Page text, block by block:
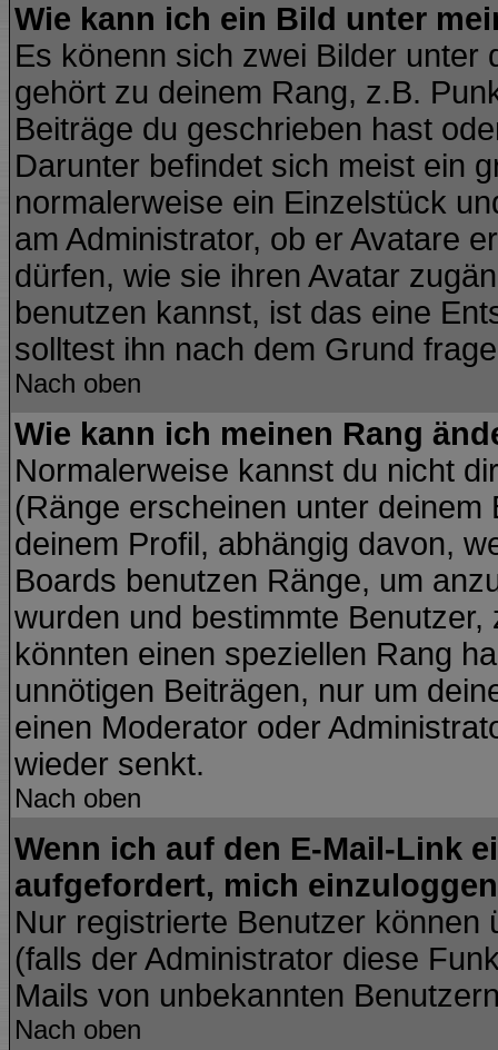
Wie kann ich ein Bild unter
Es könenn sich zwei Bilder unter
gehört zu deinem Rang, z.B.
Beiträge du geschrieben hast
Darunter befindet sich meist ein
normalerweise ein Einzelstück
am Administrator, ob er Avatare
dürfen, wie sie ihren Avatar
benutzen kannst, ist das eine
solltest ihn nach dem Grund
Nach oben
Wie kann ich meinen Rang
Normalerweise kannst du nicht
(Ränge erscheinen unter
deinem Profil, abhängig davon,
Boards benutzen Ränge, um
wurden und bestimmte
könnten einen speziellen Rang
unnötigen Beiträgen, nur um
einen Moderator oder
wieder senkt.
Nach oben
Wenn ich auf den E-Mail-Link
aufgefordert, mich
Nur registrierte Benutzer
(falls der Administrator diese
Mails von unbekannten
Nach oben